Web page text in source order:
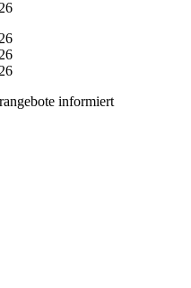
informiert